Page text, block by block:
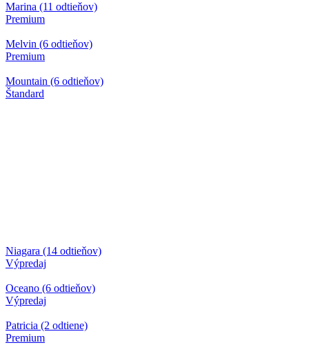
Marina (11 odtieňov)
Premium
Melvin (6 odtieňov)
Premium
Mountain (6 odtieňov)
Štandard
Niagara (14 odtieňov)
Výpredaj
Oceano (6 odtieňov)
Výpredaj
Patricia (2 odtiene)
Premium